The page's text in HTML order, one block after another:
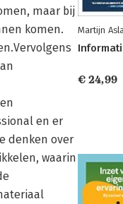
maar bij
komen.
en er
denken over
waarin
Martijn
€ 24,99